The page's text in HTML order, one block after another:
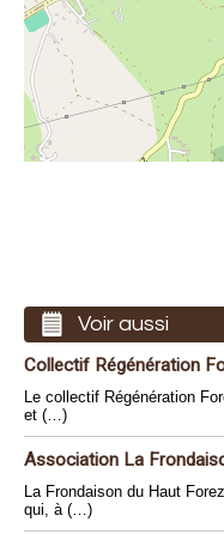
Voir aussi
Collectif Régénération
Le collectif Régénération
et (…)
Association La
La Frondaison du Haut
qui, à (…)